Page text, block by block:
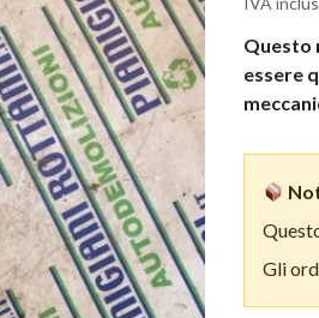
Questo
essere
Gli